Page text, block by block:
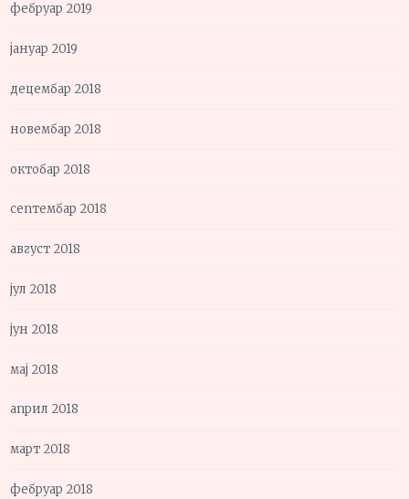
фебруар 2019
јануар 2019
децембар 2018
новембар 2018
октобар 2018
септембар 2018
август 2018
јул 2018
јун 2018
мај 2018
април 2018
март 2018
фебруар 2018